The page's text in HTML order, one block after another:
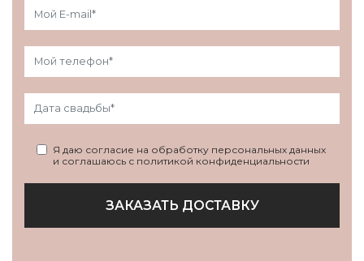
Я даю согласие на обработку персональных данных
и соглашаюсь с политикой конфиденциальности
ЗАКАЗАТЬ ДОСТАВКУ